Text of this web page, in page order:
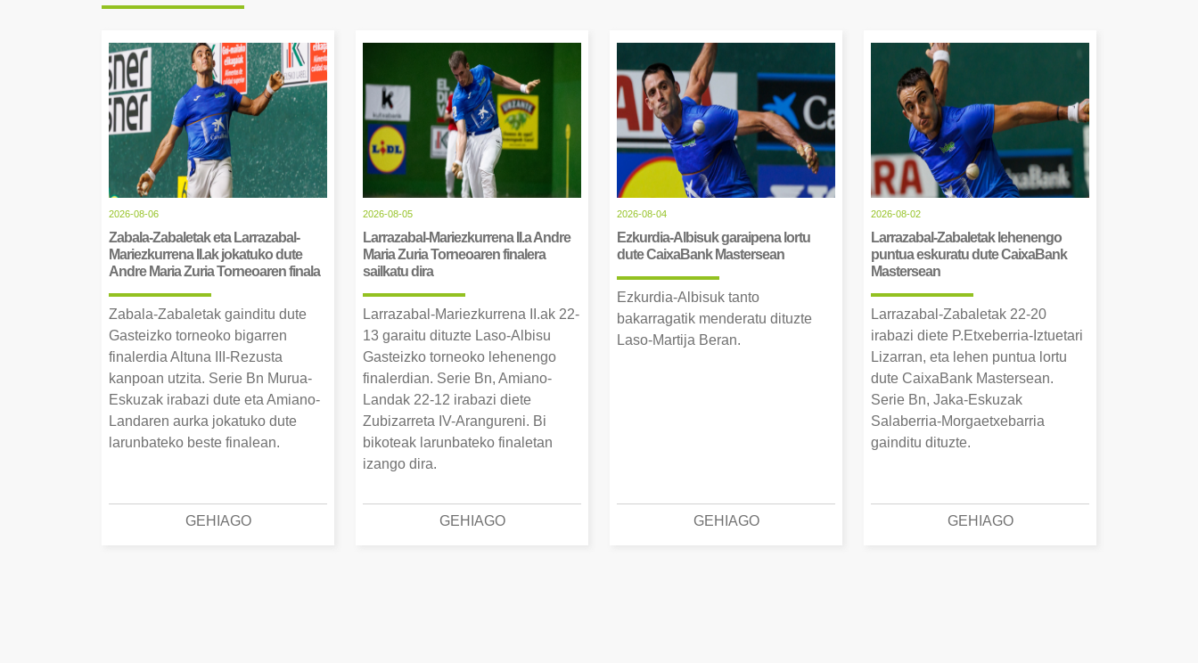
2026-08-06
Zabala-Zabaletak eta Larrazabal-
Mariezkurrena II.ak jokatuko dute
Andre Maria Zuria Torneoaren finala
Zabala-Zabaletak gainditu dute
Gasteizko torneoko bigarren
finalerdia Altuna III-Rezusta
kanpoan utzita. Serie Bn Murua-
Eskuzak irabazi dute eta Amiano-
Landaren aurka jokatuko dute
larunbateko beste finalean.
GEHIAGO
2026-08-05
Larrazabal-Mariezkurrena II.a Andre
Maria Zuria Torneoaren finalera
sailkatu dira
Larrazabal-Mariezkurrena II.ak 22-
13 garaitu dituzte Laso-Albisu
Gasteizko torneoko lehenengo
finalerdian. Serie Bn, Amiano-
Landak 22-12 irabazi diete
Zubizarreta IV-Arangureni. Bi
bikoteak larunbateko finaletan
izango dira.
GEHIAGO
2026-08-04
Ezkurdia-Albisuk garaipena lortu
dute CaixaBank Mastersean
Ezkurdia-Albisuk tanto
bakarragatik menderatu dituzte
Laso-Martija Beran.
GEHIAGO
2026-08-02
Larrazabal-Zabaletak lehenengo
puntua eskuratu dute CaixaBank
Mastersean
Larrazabal-Zabaletak 22-20
irabazi diete P.Etxeberria-Iztuetari
Lizarran, eta lehen puntua lortu
dute CaixaBank Mastersean.
Serie Bn, Jaka-Eskuzak
Salaberria-Morgaetxebarria
gainditu dituzte.
GEHIAGO